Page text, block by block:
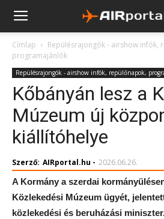
Címlap
Repülésrajongók - airshow infók,
programajánlók
Repülésrajongók - airshow infók, repülőnapok,
Kőbányán lesz a
Múzeum új
kiállítóhelye
Szerző: AIRportal.hu - 2026.06.26.
A Kormány a szerdai
Közlekedési Múzeum ügyét,
közlekedési és beruházási